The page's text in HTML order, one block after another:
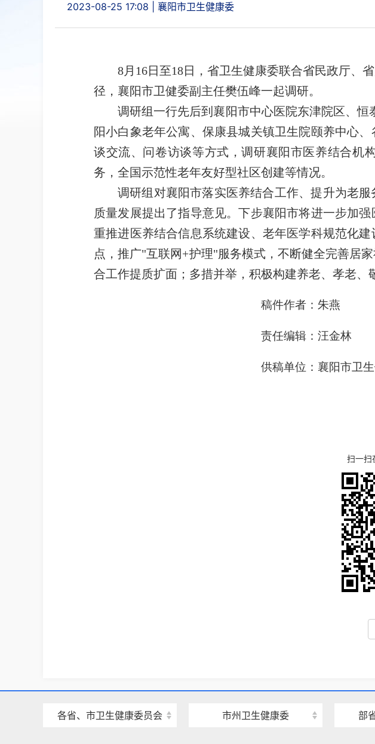
2023-08-25 17:08 襄阳市卫生健康委
8月16日 至18日，省卫生健康委联合省民政厅、省
径， 襄阳市卫健委副主任樊伍峰一起调研。
调研组一行先后到襄阳市中心医院东津院区、恒
阳小白象老年公寓、保康县城关镇卫生院颐养中心、
谈交流、问卷访谈等方式 ，调研襄阳市医养结合机
务 ， 全国示范性老年友好型社区创建等情况。
调研组对襄阳市落实医养结合工作、提升为老
质量发展提出了指导意见。下步襄阳市将进一步加
重推进医养结合信息系统建设、老年医学科规范化
点，推广"互联网+护理"服务模式，不断健全完善居
合工作提质扩面 ； 多措并举 ， 积极构建养老、 孝老、
稿件作者：朱燕
责任编辑：汪金林
供稿单位：襄阳市卫
扫一扫
各省、市卫生健康委员会 市州卫生健康委 部